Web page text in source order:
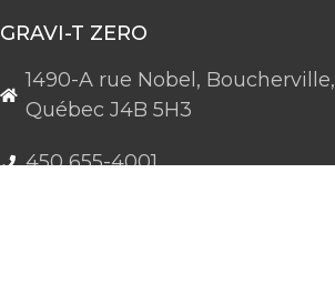
GRAVI-T ZERO
1490-A rue Nobel, Boucherville,
Québec J4B 5H3
450 655-4001